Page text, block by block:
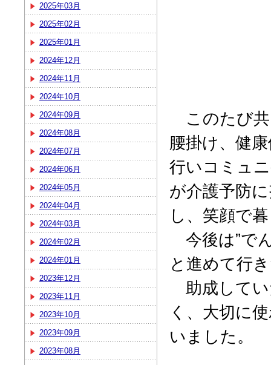
2025年03月
2025年02月
2025年01月
2024年12月
2024年11月
2024年10月
2024年09月
2024年08月
2024年07月
2024年06月
2024年05月
2024年04月
2024年03月
2024年02月
2024年01月
2023年12月
2023年11月
2023年10月
2023年09月
2023年08月
このたび共
腰掛け、健
行いコミュ
が介護予防
し、笑顔で
今後は”で
と進めて行
助成してい
く、大切に
いました。